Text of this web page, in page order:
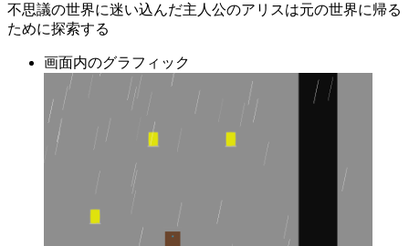
不思議の世界に迷い込んだ主人公のアリスは元の世界に帰る
ために探索する
画面内のグラフィック